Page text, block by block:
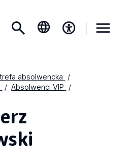
absolwencka
Absolwenci VIP